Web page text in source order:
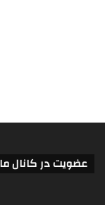
عضویت در کانال ما